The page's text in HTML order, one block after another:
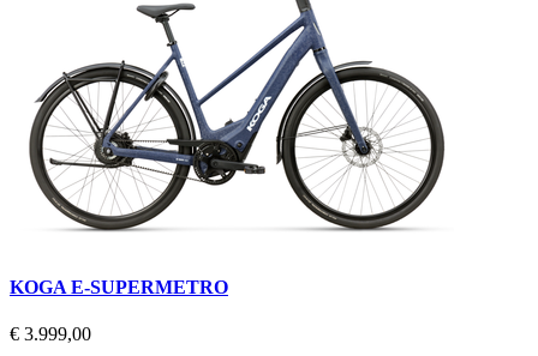
KOGA E-SUPERMETRO
Prijs
€ 3.999,00